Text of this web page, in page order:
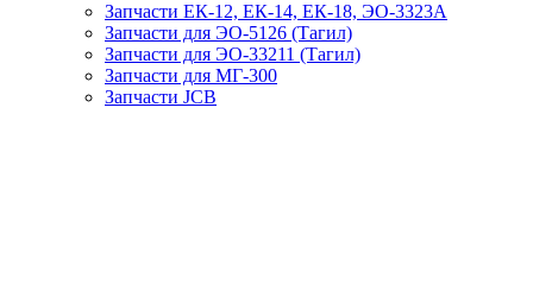
Запчасти ЕК-12, ЕК-14, ЕК-18, ЭО-3323А
Запчасти для ЭО-5126 (Тагил)
Запчасти для ЭО-33211 (Тагил)
Запчасти для МГ-300
Запчасти JCB